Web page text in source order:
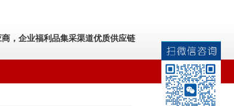
，企业福利品集采渠道优质供应链